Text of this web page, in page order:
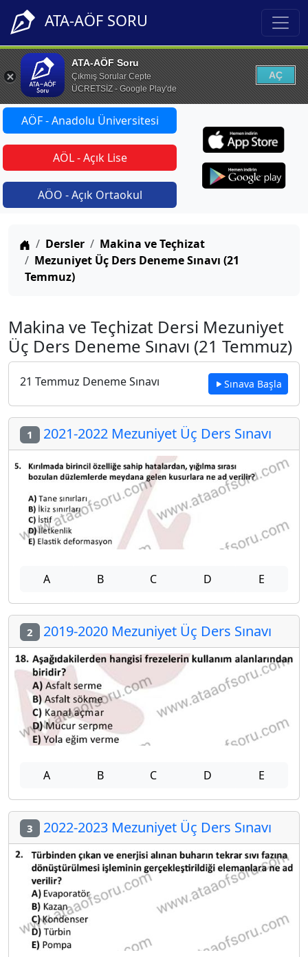
ATA-AÖF SORU
ATA-AÖF Soru
Çıkmış Sorular Cepte
ÜCRETSİZ - Google Play'de
AÇ
AÖF - Anadolu Üniversitesi
AÖL - Açık Lise
AÖO - Açık Ortaokul
Anasayfa
Dersler
Makina ve Teçhizat
Mezuniyet Üç Ders Deneme Sınavı (21
Temmuz)
Makina ve Teçhizat Dersi Mezuniyet
Üç Ders Deneme Sınavı (21 Temmuz)
21 Temmuz Deneme Sınavı Sınava Başla
1 2021-2022 Mezuniyet Üç Ders Sınavı
A B C D E
2 2019-2020 Mezuniyet Üç Ders Sınavı
A B C D E
3 2022-2023 Mezuniyet Üç Ders Sınavı